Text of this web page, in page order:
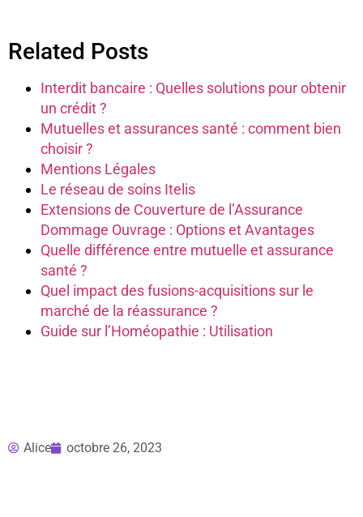
Related Posts
Interdit bancaire : Quelles solutions pour obtenir
un crédit ?
Mutuelles et assurances santé : comment bien
choisir ?
Mentions Légales
Le réseau de soins Itelis
Extensions de Couverture de l’Assurance
Dommage Ouvrage : Options et Avantages
Quelle différence entre mutuelle et assurance
santé ?
Quel impact des fusions-acquisitions sur le
marché de la réassurance ?
Guide sur l’Homéopathie : Utilisation
Alice octobre 26, 2023